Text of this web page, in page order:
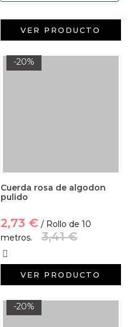
VER PRODUCTO
-20%
Cuerda rosa de algodon
pulido
2,73 € / Rollo de 10
metros.
3,41 €
VER PRODUCTO
-20%